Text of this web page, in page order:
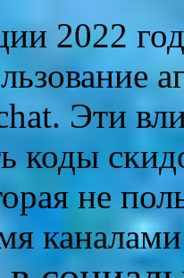
2022
Эти
коды
не